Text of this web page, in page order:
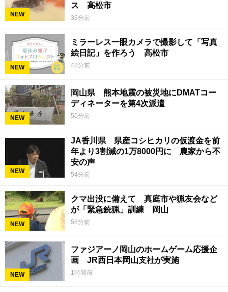
NEW
ス 高松市
36分前
NEW
ミラーレス一眼カメラで撮影して「写真
絵日記」を作ろう 高松市
42分前
NEW
岡山県 熊本地震の被災地にDMATコー
ディネーターを第4次派遣
50分前
NEW
JA香川県 県産コシヒカリの仮渡金を前
年より3割減の1万8000円に 農家から不
安の声
54分前
NEW
クマ出没に備えて 真庭市や猟友会など
が「緊急銃猟」訓練 岡山
58分前
NEW
ファジアーノ岡山のホームゲーム応援企
画 JR西日本岡山支社が実施
1時間前